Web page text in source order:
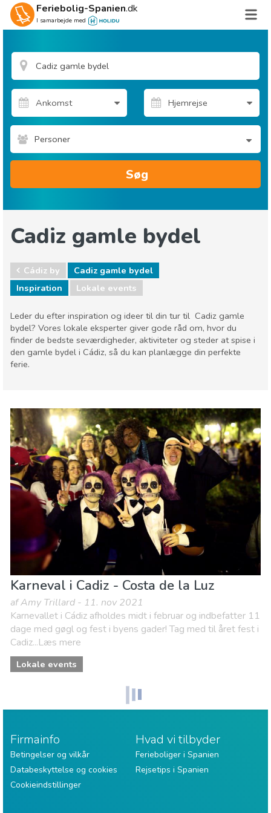
Feriebolig-Spanien.dk
I samarbejde med
Personer
Søg
Cadiz gamle bydel
Cádiz by
Cadiz gamle bydel
Inspiration
Lokale events
Leder du efter inspiration og ideer til din tur til Cadiz gamle
bydel? Vores lokale eksperter giver gode råd om, hvor du
finder de bedste seværdigheder, aktiviteter og steder at spise i
den gamle bydel i Cádiz, så du kan planlægge din perfekte
ferie.
Lokale events
Karneval i Cadiz - Costa de la Luz
af Amy Trillard - 11. nov 2021
Karnevallet i Cádiz afholdes midt i februar og indbefatter 11
dage med gøgl og fest i byens gader! Tag med til året fest i
Cadiz...Læs mere
Lokale events
Firmainfo
Betingelser og vilkår
Databeskyttelse og cookies
Cookieindstillinger
Hvad vi tilbyder
Ferieboliger i Spanien
Rejsetips i Spanien